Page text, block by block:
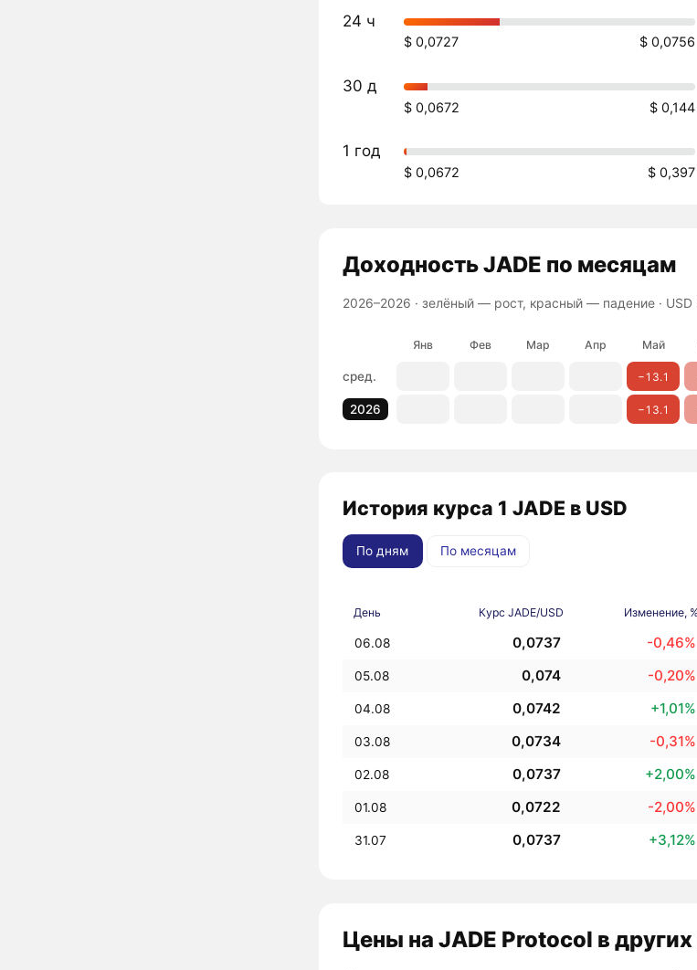
24 ч
$ 0,0727 $ 0,0756
30 д
$ 0,0672 $ 0,144
1 год
$ 0,0672 $ 0,397
ДоходностьJADE по месяцам
2026–2026 · зелёный — рост, красный — падение· USD
Янв Фев Мар Апр Май
сред. −13.1
2026 −13.1
История курса 1 JADE в USD
По дням По месяцам
День Курс JADE/USD Изменение, %
06.08 0,0737 -0,46%
05.08 0,074 -0,20%
04.08 0,0742 +1,01%
03.08 0,0734 -0,31%
02.08 0,0737 +2,00%
01.08 0,0722 -2,00%
31.07 0,0737 +3,12%
Цены на JADE Protocol в